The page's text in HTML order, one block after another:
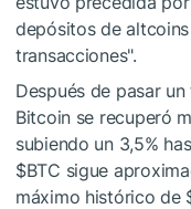
depósitos de
transacciones".
Después de pasar
Bitcoin se recuperó
subiendo un 3,5%
$BTC sigue
máximo histórico de